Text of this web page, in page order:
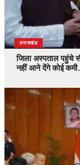
उत्तराखंड
जिला अस्पताल पहुंचे
नहीं आने देंगे कोई